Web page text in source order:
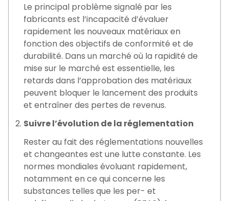
Le principal problème signalé par les
fabricants est l’incapacité d’évaluer
rapidement les nouveaux matériaux en
fonction des objectifs de conformité et de
durabilité. Dans un marché où la rapidité de
mise sur le marché est essentielle, les
retards dans l’approbation des matériaux
peuvent bloquer le lancement des produits
et entraîner des pertes de revenus.
Suivre l’évolution de la réglementation
Rester au fait des réglementations nouvelles
et changeantes est une lutte constante. Les
normes mondiales évoluant rapidement,
notamment en ce qui concerne les
substances telles que les per- et